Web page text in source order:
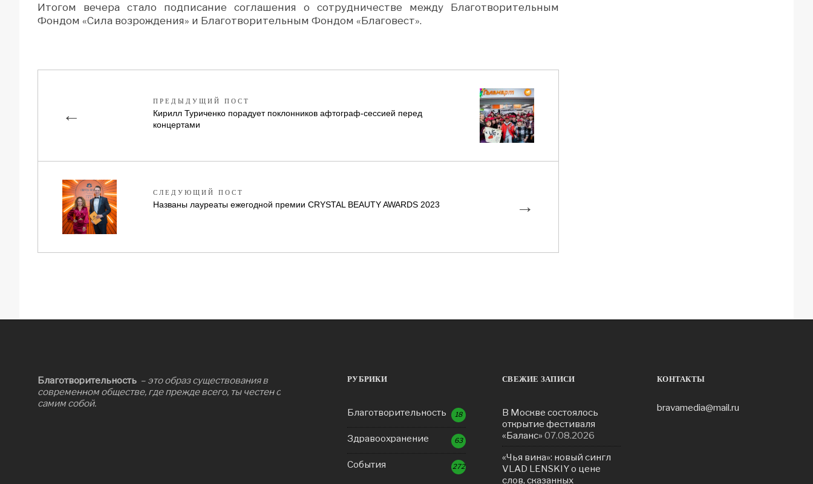
Итогом вечера стало подписание соглашения о сотрудничестве между Благотворительным
Фондом «Сила возрождения» и Благотворительным Фондом «Благовест».
←
ПРЕДЫДУЩИЙ ПОСТ
Кирилл Туриченко порадует поклонников афтограф-сессией перед
концертами
→
СЛЕДУЮЩИЙ ПОСТ
Названы лауреаты ежегодной премии CRYSTAL BEAUTY AWARDS 2023
Благотворительность – это образ существования в
современном обществе, где прежде всего, ты честен с
самим собой.
РУБРИКИ
Благотворительность 18
Здравоохранение 63
События 272
СВЕЖИЕ ЗАПИСИ
В Москве состоялось
открытие фестиваля
«Баланс» 07.08.2026
«Чья вина»: новый сингл
VLAD LENSKIY о цене
слов, сказанных
КОНТАКТЫ
bravamedia@mail.ru